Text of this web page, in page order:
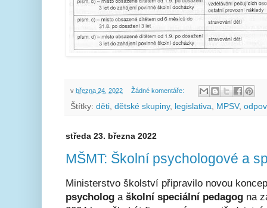
v března 24, 2022 Žádné komentáře:
Štítky: děti, dětské skupiny, legislativa, MPSV,
středa 23. března 2022
MŠMT: Školní psychologové a
Ministerstvo školství připravilo novou
psycholog a školní speciální pedagog na